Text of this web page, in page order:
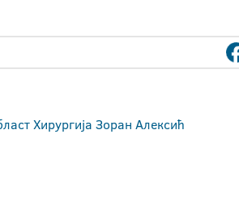
Хирургија Зоран Алексић